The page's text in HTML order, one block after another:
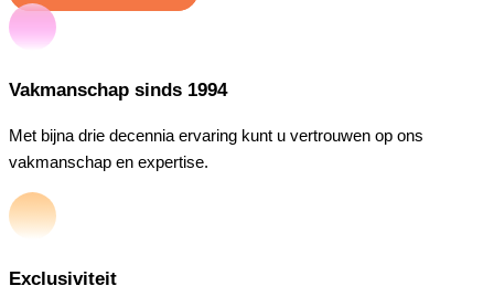
Vakmanschap sinds 1994
Met bijna drie decennia ervaring kunt u vertrouwen op ons
vakmanschap en expertise.
Exclusiviteit